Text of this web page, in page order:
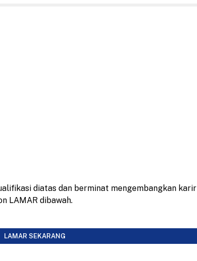
diatas dan berminat mengembangkan karir
LAMAR dibawah.
LAMAR SEKARANG